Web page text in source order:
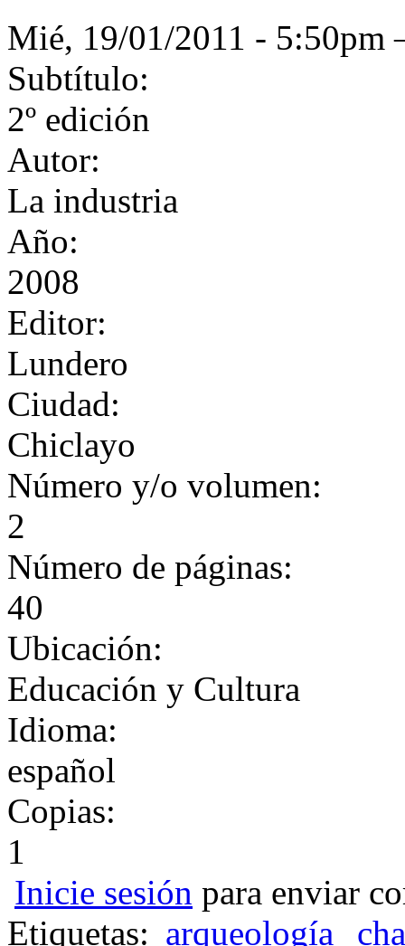
Mié, 19/01/2011 -
Subtítulo:
2º edición
Autor:
La industria
Año:
2008
Editor:
Lundero
Ciudad:
Chiclayo
Número y/o volumen:
2
Número de páginas:
40
Ubicación:
Educación y Cultura
Idioma:
español
Copias:
1
Inicie sesión para enviar
Etiquetas: arqueología